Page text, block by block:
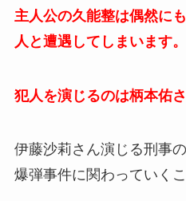
主人公の久能整は偶然に
人と遭遇してしまいます。
犯人を演じるのは柄本佑さ
伊藤沙莉さん演じる刑事
爆弾事件に関わっていく